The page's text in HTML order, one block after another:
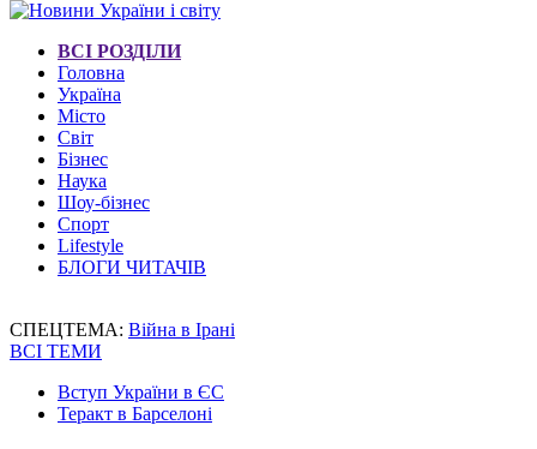
ВСІ РОЗДІЛИ
Головна
Україна
Місто
Світ
Бізнес
Наука
Шоу-бізнес
Спорт
Lifestyle
БЛОГИ ЧИТАЧІВ
СПЕЦТЕМА: Війна в Ірані
ВСІ ТЕМИ
Вступ України в ЄС
Теракт в Барселоні